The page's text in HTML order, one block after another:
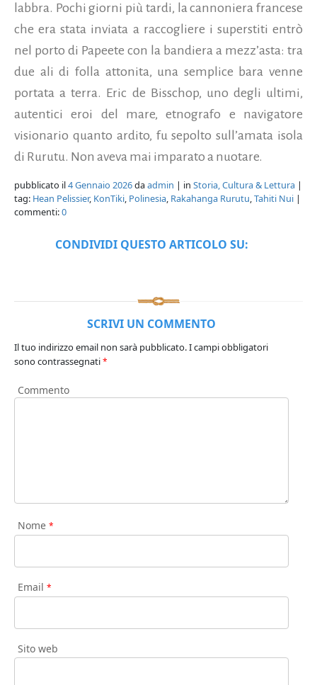
labbra. Pochi giorni più tardi, la cannoniera francese
che era stata inviata a raccogliere i superstiti entrò
nel porto di Papeete con la bandiera a mezz’asta: tra
due ali di folla attonita, una semplice bara venne
portata a terra. Eric de Bisschop, uno degli ultimi,
autentici eroi del mare, etnografo e navigatore
visionario quanto ardito, fu sepolto sull’amata isola
di Rurutu. Non aveva mai imparato a nuotare.
pubblicato il4 Gennaio 2026daadmin | in Storia, Cultura & Lettura |
tag: Hean Pelissier, KonTiki, Polinesia, Rakahanga Rurutu,Tahiti Nui |
commenti:0
CONDIVIDI QUESTO ARTICOLO SU:
SCRIVI UN COMMENTO
Il tuo indirizzo email non sarà pubblicato.I campi obbligatori
sono contrassegnati*
Commento
Nome *
Email *
Sito web